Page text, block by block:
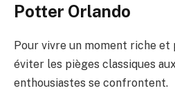
Potter Orlando
Pour vivre un moment riche et
éviter les pièges classiques
enthousiastes se confrontent.